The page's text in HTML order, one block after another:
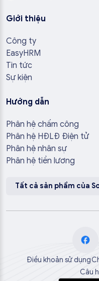
Giới thiệu
Công ty
EasyHRM
Tin tức
Sự kiện
Hướng dẫn
Phân hệ chấm công
Phân hệ HĐLĐ Điện tử
Phân hệ nhân sự
Phân hệ tiền lương
Tất cả sản phẩm của
Điều khoản sử dụng
Câu